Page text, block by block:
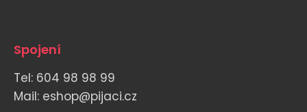
Spojení
Tel: 604 98 98 99
Mail: eshop@pijaci.cz